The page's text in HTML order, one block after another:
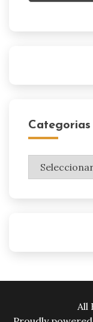
Categorias
Categorias
All